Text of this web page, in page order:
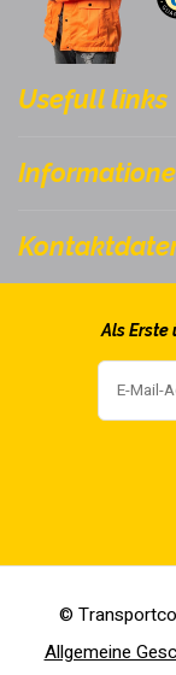
Usefull links
Als
Allgemeine
©